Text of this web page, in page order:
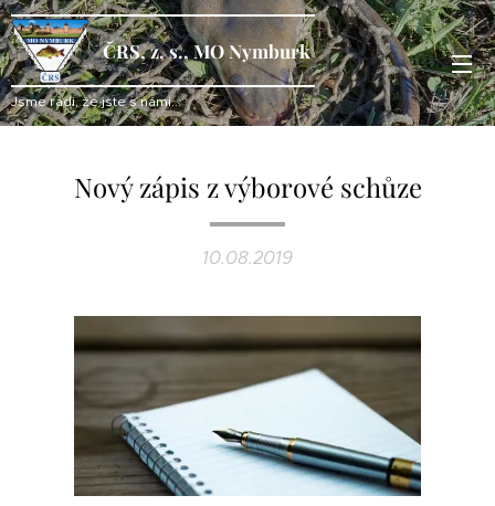
ČRS, z. s., MO Nymburk
Jsme rádi, že jste s námi...
Nový zápis z výborové schůze
10.08.2019